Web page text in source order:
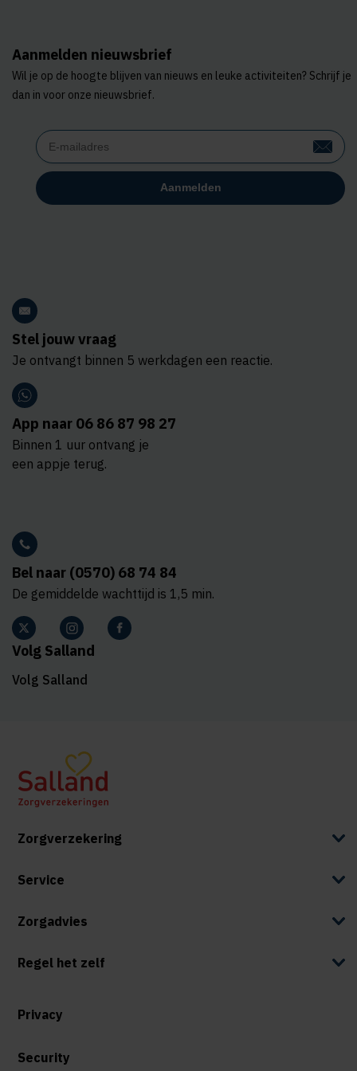
Aanmelden nieuwsbrief
Wil je op de hoogte blijven van nieuws en leuke activiteiten? Schrijf je
dan in voor onze nieuwsbrief.
Stel jouw vraag
Je ontvangt binnen 5 werkdagen een reactie.
App naar 06 86 87 98 27
Binnen 1 uur ontvang je
een appje terug.
Bel naar (0570) 68 74 84
De gemiddelde wachttijd is 1,5 min.
Volg Salland
Volg Salland
Zorgverzekering
Service
Zorgadvies
Regel het zelf
Privacy
Security